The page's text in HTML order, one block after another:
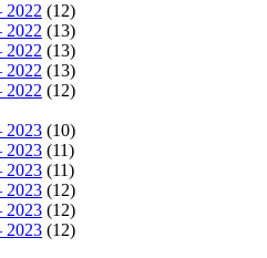
2022 (12)
2022 (13)
2022 (13)
2022 (13)
2022 (12)
2023 (10)
2023 (11)
2023 (11)
2023 (12)
2023 (12)
2023 (12)